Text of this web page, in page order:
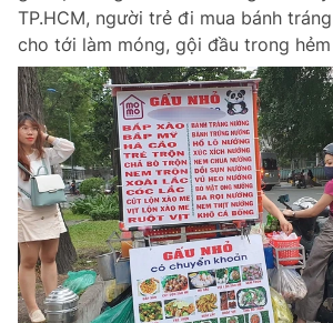
TP.HCM, người trẻ đi mua bánh
cho tới làm móng, gội đầu trong